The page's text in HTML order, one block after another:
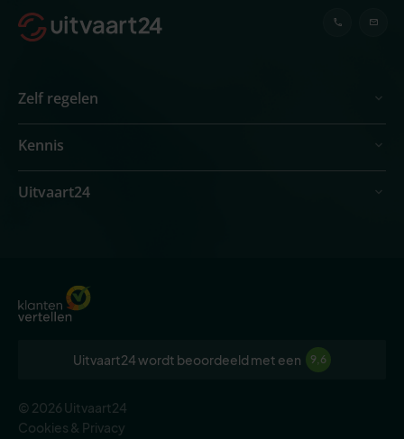
Zelf regelen
Kennis
Uitvaart24
Uitvaart24 wordt beoordeeld met een 9,6
© 2026 Uitvaart24
Cookies & Privacy